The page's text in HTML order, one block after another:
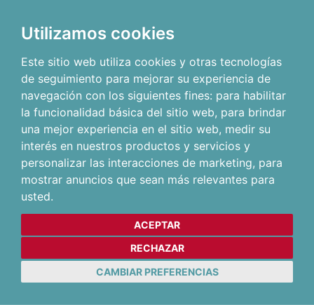
Utilizamos cookies
Este sitio web utiliza cookies y otras tecnologías
de seguimiento para mejorar su experiencia de
navegación con los siguientes fines: para habilitar
la funcionalidad básica del sitio web, para brindar
una mejor experiencia en el sitio web, medir su
interés en nuestros productos y servicios y
personalizar las interacciones de marketing, para
mostrar anuncios que sean más relevantes para
usted.
ACEPTAR
RECHAZAR
CAMBIAR PREFERENCIAS